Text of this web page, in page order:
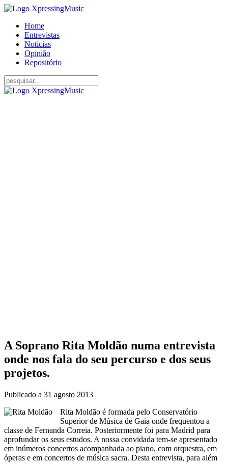
Home
Entrevistas
Notícias
Opinião
Repositório
A Soprano Rita Moldão numa entrevista
onde nos fala do seu percurso e dos seus
projetos.
Publicado a 31 agosto 2013
Rita Moldão é formada pelo Conservatório
Superior de Música de Gaia onde frequentou a
classe de Fernanda Correia. Posteriormente foi para Madrid para
aprofundar os seus estudos. A nossa convidada tem-se apresentado
em inúmeros concertos acompanhada ao piano, com orquestra, em
óperas e em concertos de música sacra. Desta entrevista, para além